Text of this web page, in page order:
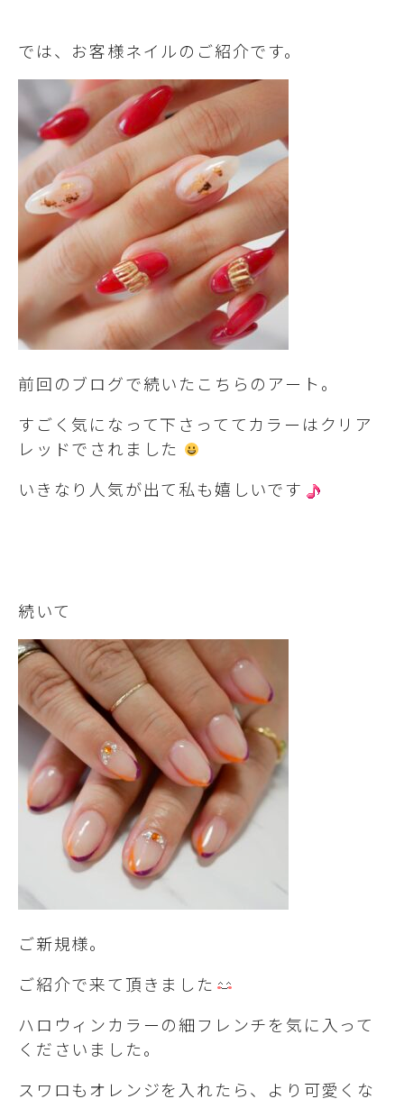
では、お客様ネイルのご紹介です。
前回のブログで続いたこちらのアート。
すごく気になって下さっててカラーはクリア
レッドでされました
いきなり人気が出て私も嬉しいです
続いて
ご新規様。
ご紹介で来て頂きました
ハロウィンカラーの細フレンチを気に入って
くださいました。
スワロもオレンジを入れたら、より可愛くな